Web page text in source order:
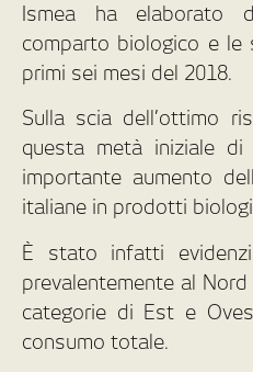
Ismea ha elaborato
comparto biologico e le
primi sei mesi del 2018.
Sulla scia dell’ottimo
questa metà iniziale
importante aumento
italiane in prodotti
È stato infatti
prevalentemente al
categorie di Est e
consumo totale.